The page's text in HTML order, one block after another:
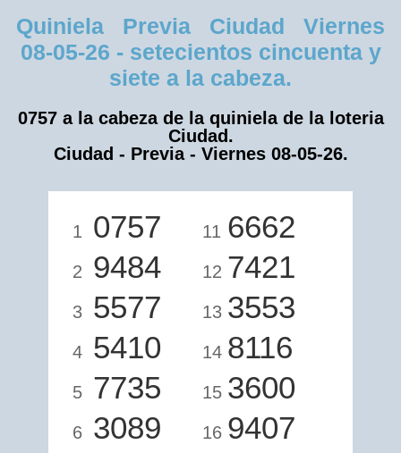
Quiniela Previa Ciudad Viernes
08-05-26 - setecientos cincuenta y
siete a la cabeza.
0757 a la cabeza de la quiniela de la loteria
Ciudad.
Ciudad - Previa - Viernes 08-05-26.
1 0757
2 9484
3 5577
4 5410
5 7735
6 3089
11 6662
12 7421
13 3553
14 8116
15 3600
16 9407